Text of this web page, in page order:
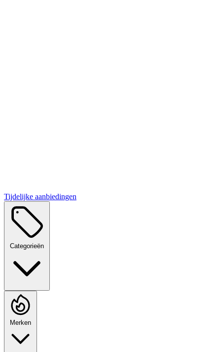
Tijdelijke aanbiedingen
Categorieën
Merken